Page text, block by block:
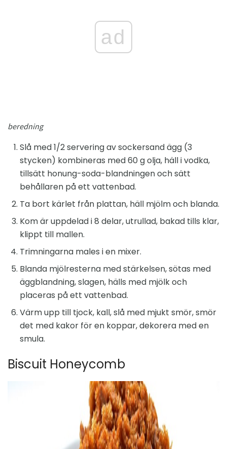
ad
beredning
Slå med 1/2 servering av sockersand ägg (3
stycken) kombineras med 60 g olja, häll i vodka,
tillsätt honung-soda-blandningen och sätt
behållaren på ett vattenbad.
Ta bort kärlet från plattan, häll mjölm och blanda.
Kom är uppdelad i 8 delar, utrullad, bakad tills klar,
klippt till mallen.
Trimningarna males i en mixer.
Blanda mjölresterna med stärkelsen, sötas med
äggblandning, slagen, hälls med mjölk och
placeras på ett vattenbad.
Värm upp till tjock, kall, slå med mjukt smör, smör
det med kakor för en koppar, dekorera med en
smula.
Biscuit Honeycomb